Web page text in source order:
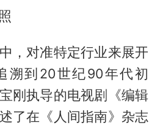
，对准特定行业来展开
溯到20世纪90年代初
刚执导的电视剧《编辑
了在《人间指南》杂志